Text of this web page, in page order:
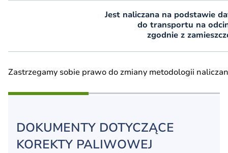
Jest naliczana na podstawie
do transportu na
zgodnie z
Zastrzegamy sobie prawo do zmiany metodologii
DOKUMENTY DOTYCZĄCE
KOREKTY PALIWOWEJ